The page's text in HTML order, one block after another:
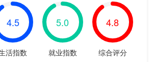
4.5
活指数
5.0
就业指数
4.8
综合评分